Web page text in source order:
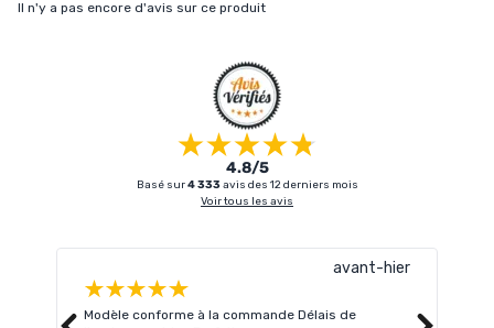
Il n'y a pas encore d'avis sur ce produit
4.8/5
Basé sur4 333avis des 12 derniers mois
Voir tous les avis
avant-hier
Modèle conforme à la commande Délais de